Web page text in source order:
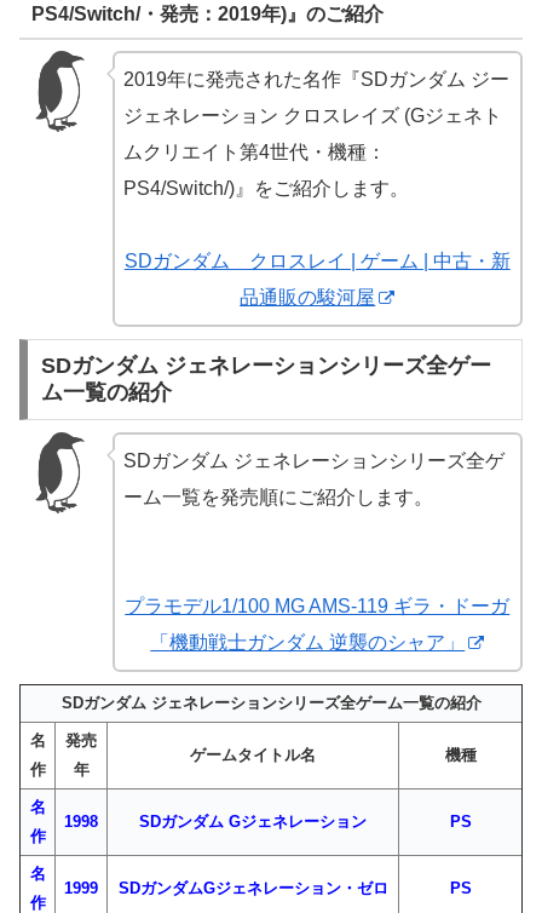
PS4/Switch/・発売：2019年)』のご紹介
2019年に発売された名作『SDガンダム ジー
ジェネレーション クロスレイズ (Gジェネト
ムクリエイト第4世代・機種：
PS4/Switch/)』をご紹介します。
SDガンダム クロスレイ | ゲーム | 中古・新
品通販の駿河屋
SDガンダム ジェネレーションシリーズ全ゲー
ム一覧の紹介
SDガンダム ジェネレーションシリーズ全ゲ
ーム一覧を発売順にご紹介します。
プラモデル1/100 MG AMS-119 ギラ・ドーガ
「機動戦士ガンダム 逆襲のシャア」
SDガンダム ジェネレーションシリーズ全ゲーム一覧の紹介
名
作
発売
年
ゲームタイトル名 機種
名
作
1998 SDガンダム Gジェネレーション PS
名
作
1999 SDガンダムGジェネレーション・ゼロ PS